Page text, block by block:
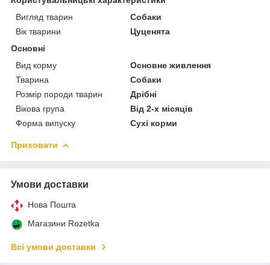
Вигляд тварин
Собаки
Вік тварини
Цуценята
Основні
Вид корму
Основне живлення
Тварина
Собаки
Розмір породи тварин
Дрібні
Вікова група
Від 2-х місяців
Форма випуску
Сухі корми
Приховати
Умови доставки
Нова Пошта
Магазини Rozetka
Всі умови доставки